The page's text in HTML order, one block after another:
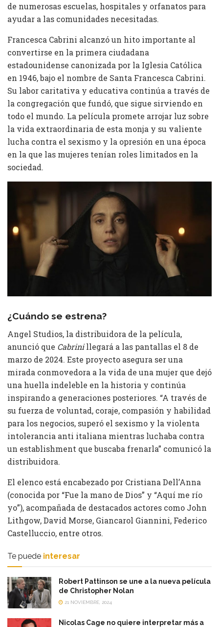
de numerosas escuelas, hospitales y orfanatos para
ayudar a las comunidades necesitadas.
Francesca Cabrini alcanzó un hito importante al
convertirse en la primera ciudadana
estadounidense canonizada por la Iglesia Católica
en 1946, bajo el nombre de Santa Francesca Cabrini.
Su labor caritativa y educativa continúa a través de
la congregación que fundó, que sigue sirviendo en
todo el mundo. La película promete arrojar luz sobre
la vida extraordinaria de esta monja y su valiente
lucha contra el sexismo y la opresión en una época
en la que las mujeres tenían roles limitados en la
sociedad.
¿Cuándo se estrena?
Angel Studios, la distribuidora de la película,
anunció que Cabrinillegará a las pantallas el 8 de
marzo de 2024. Este proyecto asegura ser una
mirada conmovedora a la vida de una mujer que dejó
una huella indeleble en la historia y continúa
inspirando a generaciones posteriores. “A través de
su fuerza de voluntad, coraje, compasión y habilidad
para los negocios, superó el sexismo y la violenta
intolerancia anti italiana mientras luchaba contra
un establishment que buscaba frenarla” comunicó la
distribuidora.
El elenco está encabezado por Cristiana Dell’Anna
(conocida por “Fue la mano de Dios” y “Aquí me río
yo”), acompañada de destacados actores como John
Lithgow, David Morse, Giancarol Giannini, Federico
Castelluccio, entre otros.
Te puede interesar
Robert Pattinson se une a la nueva película
de Christopher Nolan
21 NOVIEMBRE, 2024
Nicolas Cage no quiere interpretar más a